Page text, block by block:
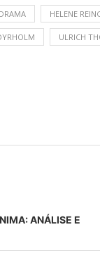
DRAMA HELENE
ULRICH
ANÁLISE E